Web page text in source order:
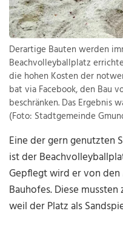
Derartige Bauten werden
Beachvolleyballplatz
die hohen Kosten der
bat via Facebook, den Bau
beschränken. Das Ergebnis
(Foto: Stadtgemeinde
Eine der gern genutzten
ist der
Gepflegt wird er von
Bauhofes. Diese
weil der Platz als